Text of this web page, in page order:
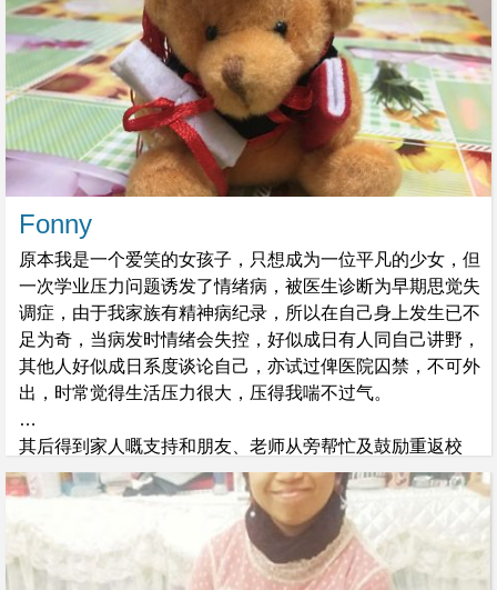
Fonny
原本我是一个爱笑的女孩子，只想成为一位平凡的少女，但
一次学业压力问题诱发了情绪病，被医生诊断为早期思觉失
调症，由于我家族有精神病纪录，所以在自己身上发生已不
足为奇，当病发时情绪会失控，好似成日有人同自己讲野，
其他人好似成日系度谈论自己，亦试过俾医院囚禁，不可外
出，时常觉得生活压力很大，压得我喘不过气。
其后得到家人嘅支持和朋友、老师从旁帮忙及鼓励重返校
园，可惜跟不上学习的进度，亦因受朋辈影响加上缺乏自信
关系，结果半途而废，荒废学业，草草完成中六毕业后，就
四出寻找兼职工作，时常怀疑自己的价值，后悔没有好好把
握时间，在自己跌落后悔的过程中，反而再度虚耗数年时
光，进入怀疑价值、后悔、虚耗时间的恶性循环，经常唔开